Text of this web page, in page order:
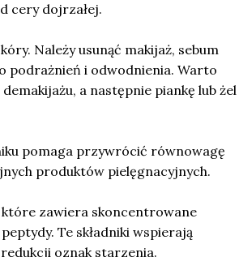
cery dojrzałej.
Należy usunąć makijaż, sebum
podrażnień i odwodnienia. Warto
a następnie piankę lub żel
pomaga przywrócić równowagę
produktów pielęgnacyjnych.
zawiera skoncentrowane
Te składniki wspierają
oznak starzenia.